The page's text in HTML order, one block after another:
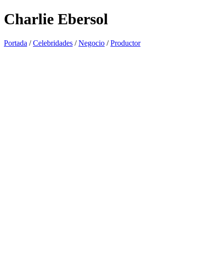
Charlie Ebersol
Portada /Celebridades /Negocio /Productor